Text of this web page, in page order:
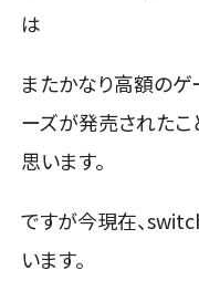
は
またかなり高額の
ーズが発売されたこ
思います。
ですが今現在、
います。